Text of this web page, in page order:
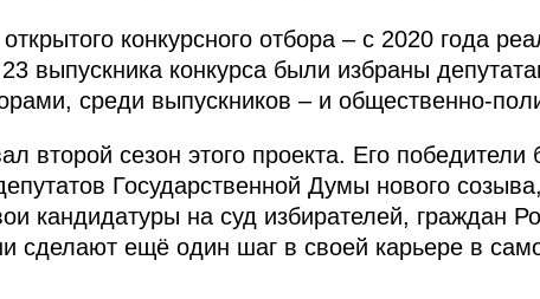
конкурсного отбора – с 2020 года
выпускника конкурса были избраны
среди выпускников – и общественно-
второй сезон этого проекта. Его победители
Государственной Думы нового
кандидатуры на суд избирателей, граждан
сделают ещё один шаг в своей карьере в